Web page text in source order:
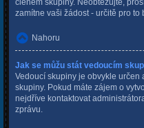
zamítne vaši žádost - určitě pro to
Nahoru
Jak se můžu stát vedoucím
Vedoucí skupiny je obvykle určen
skupiny. Pokud máte zájem o
nejdříve kontaktovat
zprávu.